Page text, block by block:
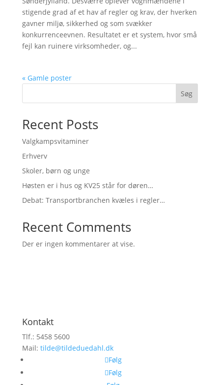
stigende grad af et hav af regler og krav, der hverken
gavner miljø, sikkerhed og som svækker
konkurrenceevnen. Resultatet er et system, hvor små
fejl kan ruinere virksomheder, og...
« Gamle poster
Søg
Recent Posts
Valgkampsvitaminer
Erhverv
Skoler, børn og unge
Høsten er i hus og KV25 står for døren…
Debat: Transportbranchen kvæles i regler…
Recent Comments
Der er ingen kommentarer at vise.
Kontakt
Tlf.: 5458 5600
Mail: tilde@tildeduedahl.dk
Følg
Følg